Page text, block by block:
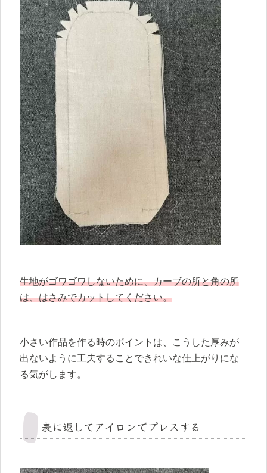
生地がゴワゴワしないために、カーブの所と角の所
は、はさみでカットしてください。
小さい作品を作る時のポイントは、こうした厚みが
出ないように工夫することできれいな仕上がりにな
る気がします。
表に返してアイロンでプレスする